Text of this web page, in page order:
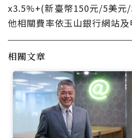
x3.5%+(新臺幣150元/5美元
他相關費率依玉山銀行網站及
相關文章